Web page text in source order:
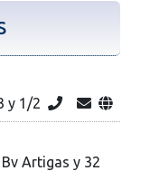
y 1/2
Artigas y 32